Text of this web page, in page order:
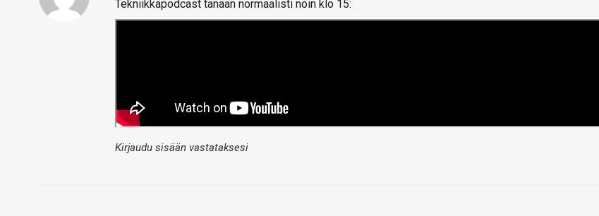
Tekniikkapodcast tänään normaalisti noin klo 15:
Kirjaudu sisään vastataksesi